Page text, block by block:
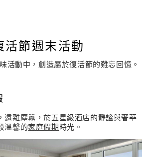
活節週末活動
活動中，創造屬於復活節的難忘回憶。
遠離塵囂，於 五星級酒店 的靜謐與奢華
溫馨的家庭假期 時光。